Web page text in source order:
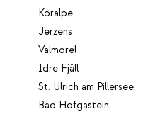
Koralpe
Jerzens
Valmorel
Idre Fjäll
St. Ulrich am Pillersee
Bad Hofgastein